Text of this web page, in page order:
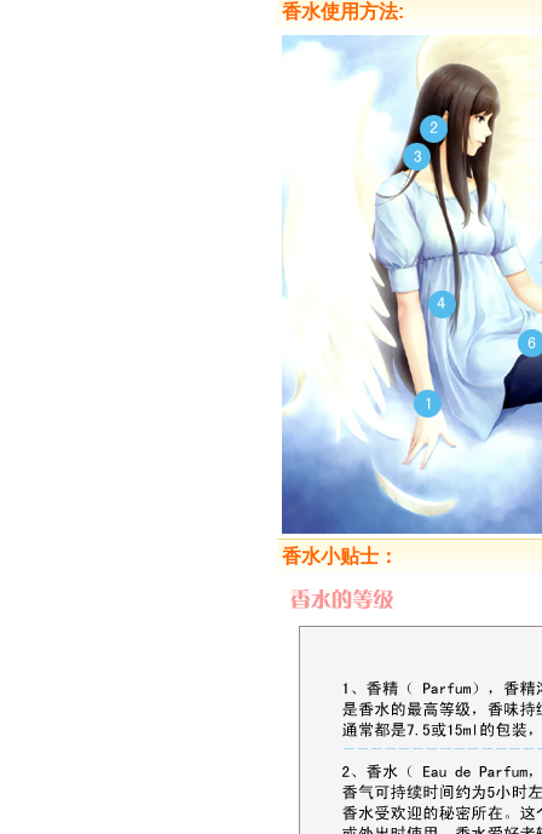
香水使用方法:
香水小贴士：